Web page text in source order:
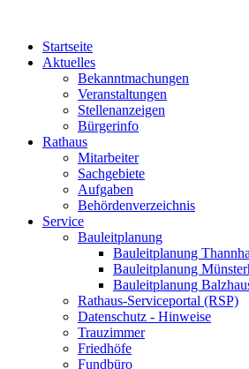
Startseite
Aktuelles
Bekanntmachungen
Veranstaltungen
Stellenanzeigen
Bürgerinfo
Rathaus
Mitarbeiter
Sachgebiete
Aufgaben
Behördenverzeichnis
Service
Bauleitplanung
Bauleitplanung
Bauleitplanung
Bauleitplanung
Rathaus-Serviceportal (RSP)
Datenschutz - Hinweise
Trauzimmer
Friedhöfe
Fundbüro